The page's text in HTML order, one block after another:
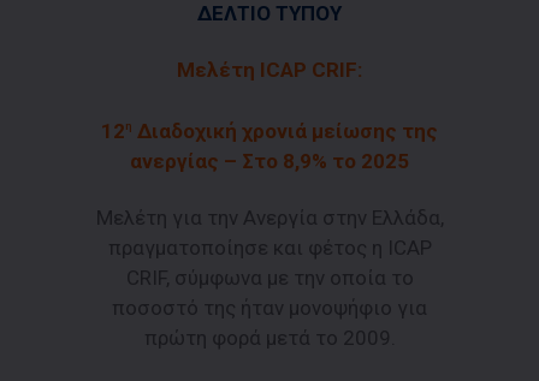
ΔΕΛΤΙΟ ΤΥΠΟΥ
Μελέτη ICAP CRIF:
12 η Διαδοχική χρονιά μείωσης της
ανεργίας – Στο 8,9% το 2025
Μελέτη για την Ανεργία στην Ελλάδα,
πραγματοποίησε και φέτος η ICAP
CRIF, σύμφωνα με την οποία το
ποσοστό της ήταν μονοψήφιο για
πρώτη φορά μετά το 2009.